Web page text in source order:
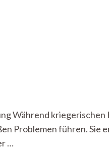
Während
Problemen führen. Sie
…